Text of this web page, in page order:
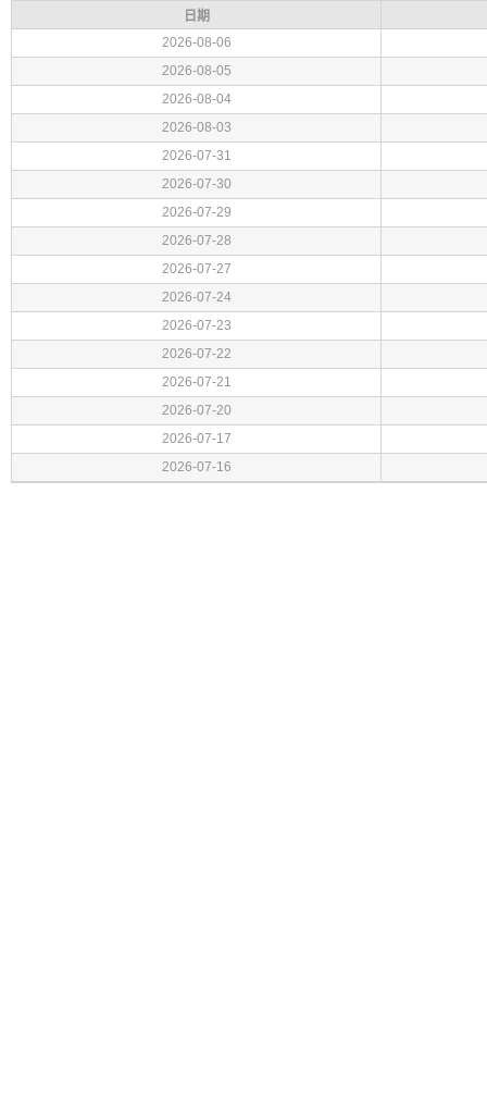
日期
2026-08-06
2026-08-05
2026-08-04
2026-08-03
2026-07-31
2026-07-30
2026-07-29
2026-07-28
2026-07-27
2026-07-24
2026-07-23
2026-07-22
2026-07-21
2026-07-20
2026-07-17
2026-07-16